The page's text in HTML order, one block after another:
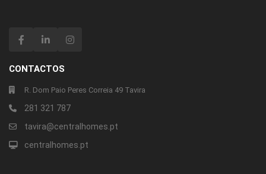
CONTACTOS
R. Dom Paio Peres Correia 49 Tavira
281 321 787
tavira@centralhomes.pt
centralhomes.pt